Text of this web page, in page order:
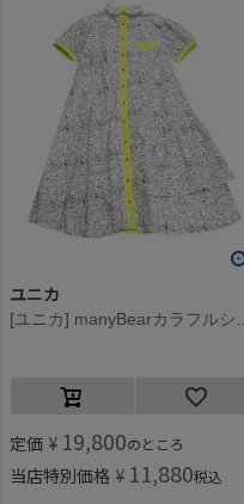
ユニカ
定価 ¥ 19,800のところ
当店特別価格 ¥ 11,880税込